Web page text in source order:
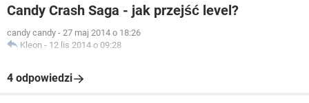
Candy Crash Saga - jak przejść level?
candy candy - 27 maj 2014 o 18:26
Kleon - 12 lis 2014 o 09:28
4 odpowiedzi